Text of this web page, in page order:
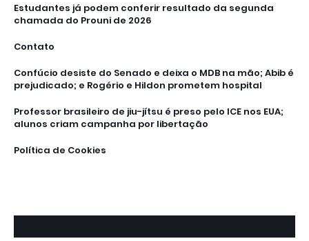
Estudantes já podem conferir resultado da segunda
chamada do Prouni de 2026
Contato
Confúcio desiste do Senado e deixa o MDB na mão; Abib é
prejudicado; e Rogério e Hildon prometem hospital
Professor brasileiro de jiu-jítsu é preso pelo ICE nos EUA;
alunos criam campanha por libertação
Política de Cookies